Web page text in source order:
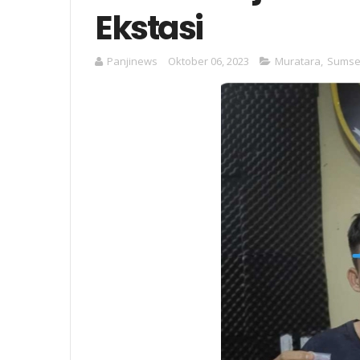
Ekstasi
Panjinews Oktober 06, 2023 Muratara,